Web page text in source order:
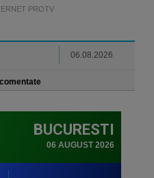
PROTV
06.08.2026